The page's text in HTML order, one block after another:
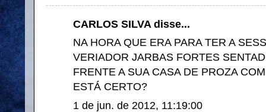
CARLOS SILVA disse...
NA HORA QUE ERA PARA TER A
VERIADOR JARBAS FORTES
FRENTE A SUA CASA DE PROZA
ESTÁ CERTO?
1 de jun. de 2012, 11:19:00